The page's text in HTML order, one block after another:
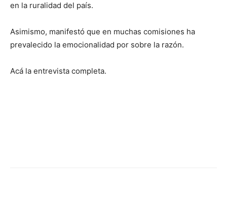
en la ruralidad del país.
Asimismo, manifestó que en muchas comisiones ha
prevalecido la emocionalidad por sobre la razón.
Acá la entrevista completa.